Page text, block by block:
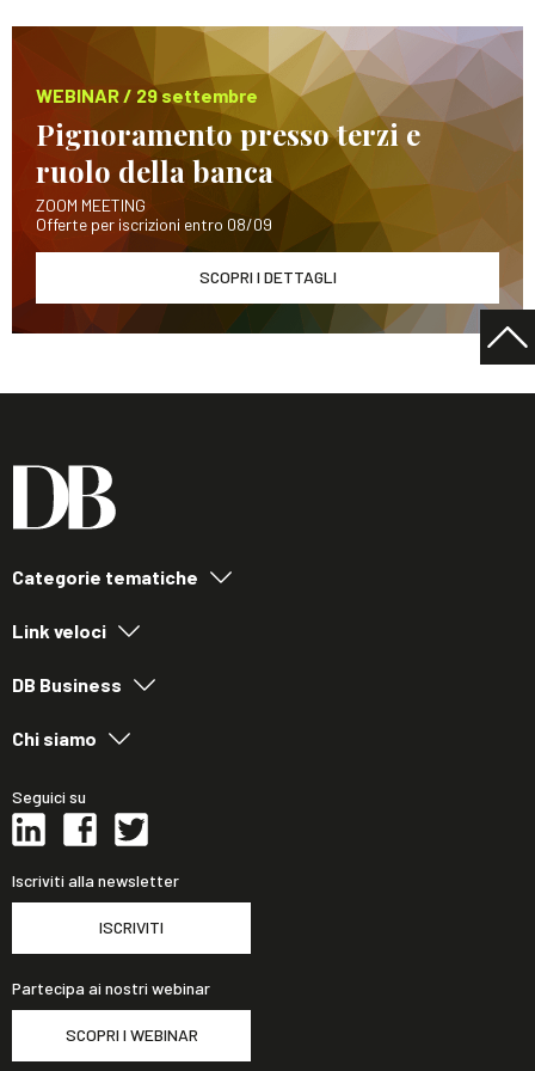
WEBINAR / 29 settembre
Pignoramento presso terzi e
ruolo della banca
ZOOM MEETING
Offerte per iscrizioni entro 08/09
SCOPRI I DETTAGLI
Categorie tematiche
Link veloci
DB Business
Chi siamo
Seguici su
Iscriviti alla newsletter
ISCRIVITI
Partecipa ai nostri webinar
SCOPRI I WEBINAR